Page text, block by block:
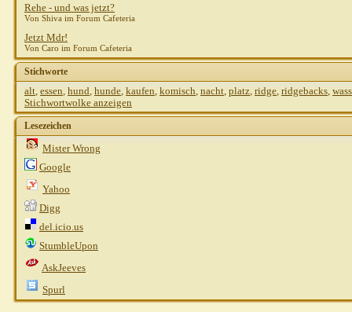
Rehe - und was jetzt?
Von Shiva im Forum Cafeteria
Jetzt Mdr!
Von Caro im Forum Cafeteria
Stichworte
alt essen hund hunde kaufen komisch nacht platz ridge ridgebacks
Stichwortwolke anzeigen
Lesezeichen
Mister Wrong
Google
Yahoo
Digg
del.icio.us
StumbleUpon
AskJeeves
Spurl